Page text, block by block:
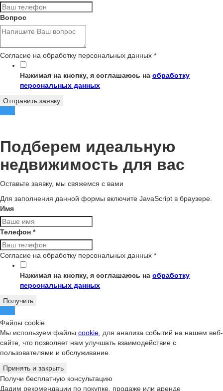
Вопрос
Согласие на обработку персональных данных *
Нажимая на кнопку, я соглашаюсь на обработку
персональных данных
Отправить заявку
Подберем идеальную
недвижимость для вас
Оставьте заявку, мы свяжемся с вами
Для заполнения данной формы включите JavaScript в браузере.
Имя
Телефон *
Согласие на обработку персональных данных *
Нажимая на кнопку, я соглашаюсь на обработку
персональных данных
Получить
Файлы cookie
Мы используем файлы cookie, для анализа событий на нашем веб-
сайте, что позволяет нам улучшать взаимодействие с
пользователями и обслуживание.
Принять и закрыть
Получи бесплатную консультацию
Дадим рекомендации по покупке, продаже или аренде